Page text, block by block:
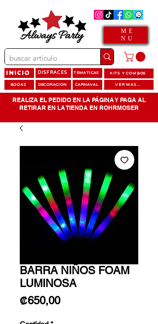
ME
NU
INICIO DISFRACES TEMATICAS KITS Y COMBOS
BODAS DECORACION CARNAVAL VER MAS...
REALIZA EL PEDIDO EN LA PÁGINA Y PAGA AL
RETIRAR EN LA TIENDA EN ROHRMOSER
BARRA NIÑOS FOAM
LUMINOSA
₡650,00Precio